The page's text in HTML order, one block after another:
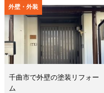
外壁・外装
千曲市で外壁の塗装リフォー
ム